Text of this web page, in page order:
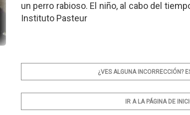
un perro rabioso. El niño, al cabo del
Instituto Pasteur
¿VES ALGUNA INCORRECCIÓN?
IR A LA PÁGINA DE